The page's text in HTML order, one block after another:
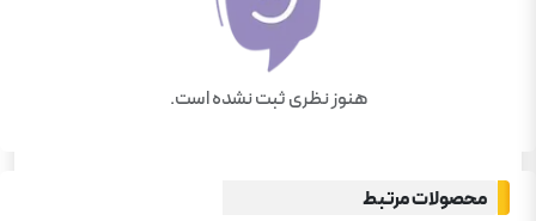
هنوز نظری ثبت نشده است.
محصولات مرتبط